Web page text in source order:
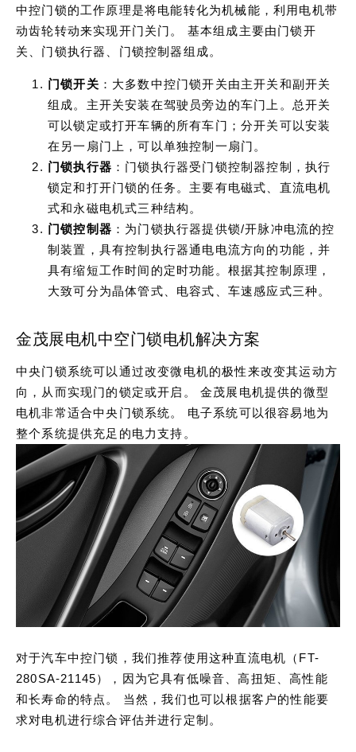
中控门锁的工作原理是将电能转化为机械能，利用电机带
动齿轮转动来实现开门关门。 基本组成主要由门锁开
关、门锁执行器、门锁控制器组成。
门锁开关 ：大多数中控门锁开关由主开关和副开关
组成。主开关安装在驾驶员旁边的车门上。总开关
可以锁定或打开车辆的所有车门；分开关可以安装
在另一扇门上，可以单独控制一扇门。
门锁执行器 ：门锁执行器受门锁控制器控制，执行
锁定和打开门锁的任务。主要有电磁式、直流电机
式和永磁电机式三种结构。
门锁控制器 ：为门锁执行器提供锁/开脉冲电流的控
制装置，具有控制执行器通电电流方向的功能，并
具有缩短工作时间的定时功能。根据其控制原理，
大致可分为晶体管式、电容式、车速感应式三种。
金茂展电机中空门锁电机解决方案
中央门锁系统可以通过改变微电机的极性来改变其运动方
向，从而实现门的锁定或开启。 金茂展电机提供的微型
电机非常适合中央门锁系统。 电子系统可以很容易地为
整个系统提供充足的电力支持。
对于汽车中控门锁，我们推荐使用这种直流电机（FT-
280SA-21145），因为它具有低噪音、高扭矩、高性能
和长寿命的特点。 当然，我们也可以根据客户的性能要
求对电机进行综合评估并进行定制。